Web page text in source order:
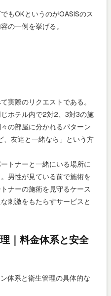
もOKというのがOASISのス
の一例を挙げる。
実際のリクエストである。
ホテル内で2対2、3対3の施
の部屋に分かれるパターン
、友達と一緒なら」という方
トナーと一緒にいる場所に
男性が見ている前で施術を
ナーの施術を見守るケース
刺激をもたらすサービスと
｜料金体系と安全
体系と衛生管理の具体的な